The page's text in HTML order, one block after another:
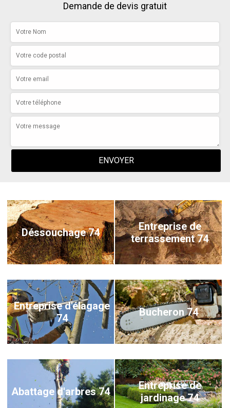
Demande de devis gratuit
Déssouchage 74
Entreprise de
terrassement 74
Entreprise d'élagage
74
Bucheron 74
Abattage d'arbres 74
Entreprise de
jardinage 74